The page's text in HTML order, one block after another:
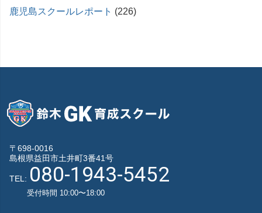
鹿児島スクールレポート (226)
〒698-0016
島根県益田市土井町3番41号
TEL: 080-1943-5452
受付時間 10:00〜18:00